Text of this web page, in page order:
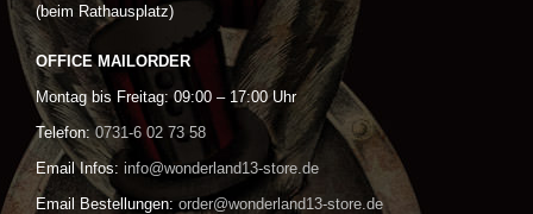
(beim Rathausplatz)
OFFICE MAILORDER
Montag bis Freitag: 09:00 – 17:00 Uhr
Telefon: 0731-6 02 73 58
Email Infos: info@wonderland13-store.de
Email Bestellungen: order@wonderland13-store.de